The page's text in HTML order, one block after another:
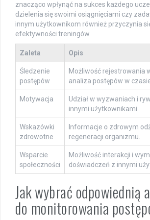
znacząco wpłynąć na sukces każdego
dzielenia się swoimi osiągnięciami czy
innym użytkownikom również przyczynia
efektywności treningów.
Zaleta Opis
Śledzenie
postępów
Możliwość rejestrowania
analiza postępów w
Motywacja
Udział w wyzwaniach i
innymi użytkownikami.
Wskazówki
zdrowotne
Informacje o zdrowym
regeneracji organizmu.
Wsparcie
społeczności
Możliwość interakcji i
doświadczeń z innymi
Jak wybrać odpowiednią
do monitorowania